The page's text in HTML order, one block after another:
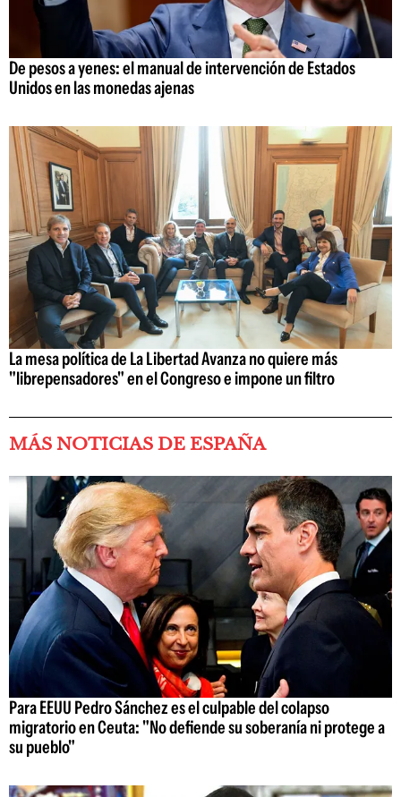
De pesos a yenes: el manual de intervención de Estados
Unidos en las monedas ajenas
La mesa política de La Libertad Avanza no quiere más
"librepensadores" en el Congreso e impone un filtro
MÁS NOTICIAS DE ESPAÑA
Para EEUU Pedro Sánchez es el culpable del colapso
migratorio en Ceuta: "No defiende su soberanía ni protege a
su pueblo"